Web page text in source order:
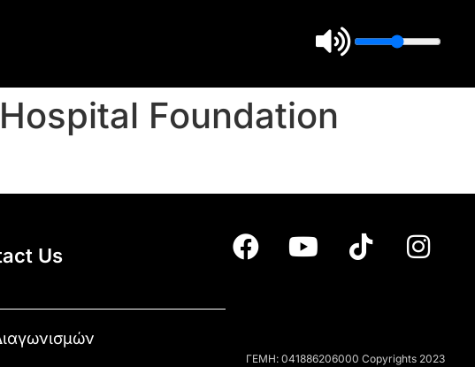
Foundation
Us
ΓΕΜΗ: 041886206000 Copyrights 2023